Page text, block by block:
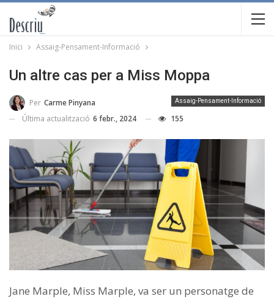
Inici Assaig-Pensament-Informació
Un altre cas per a Miss Moppa
Assaig-Pensament-Informació
Per Carme Pinyana
Última actualització 6 febr., 2024 155
Jane Marple, Miss Marple, va ser un personatge de